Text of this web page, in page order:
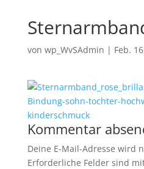
von wp_WvSAdmin | Feb.
Kommentar
Deine E-Mail-Adresse wird
Erforderliche Felder sind